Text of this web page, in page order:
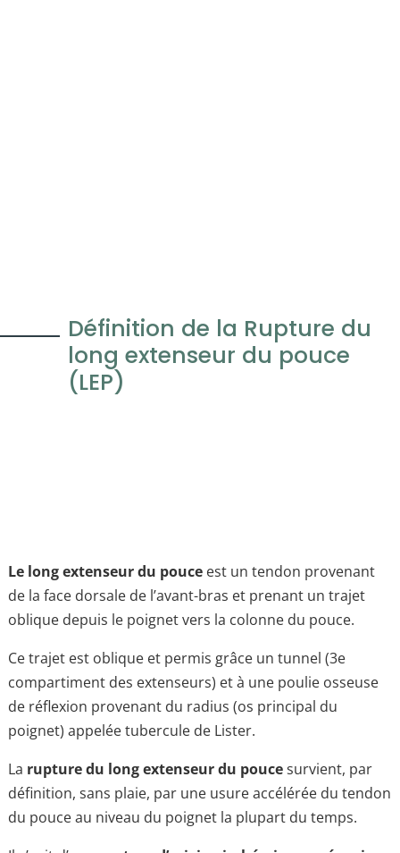
Définition de la Rupture du
long extenseur du pouce
(LEP)
Le long extenseur du pouceest un tendon provenant
de la face dorsale de l’avant-bras et prenant un trajet
oblique depuis le poignet vers la colonne du pouce.
Ce trajet est oblique et permis grâce un tunnel (3e
compartiment des extenseurs) et à une poulie osseuse
de réflexion provenant du radius (os principal du
poignet) appelée tubercule de Lister.
La rupture du long extenseur du poucesurvient, par
définition, sans plaie, par une usure accélérée du tendon
du pouce au niveau du poignet la plupart du temps.